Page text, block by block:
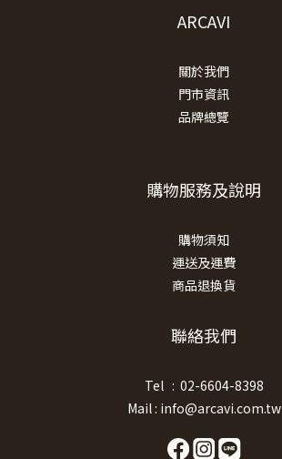
ARCAVI
關於我們
門市資訊
品牌總覽
購物服務及說明
購物須知
運送及運費
商品退換貨
聯絡我們
Tel : 02-6604-8398
Mail : info@arcavi.com.tw